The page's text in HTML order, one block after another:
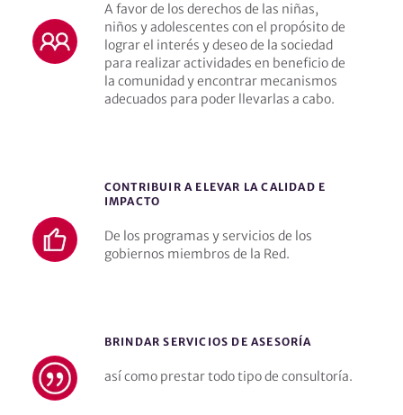
A favor de los derechos de las niñas,
niños y adolescentes con el propósito de
lograr el interés y deseo de la sociedad
para realizar actividades en beneficio de
la comunidad y encontrar mecanismos
adecuados para poder llevarlas a cabo.
CONTRIBUIR A ELEVAR LA CALIDAD E
IMPACTO
De los programas y servicios de los
gobiernos miembros de la Red.
BRINDAR SERVICIOS DE ASESORÍA
así como prestar todo tipo de consultoría.